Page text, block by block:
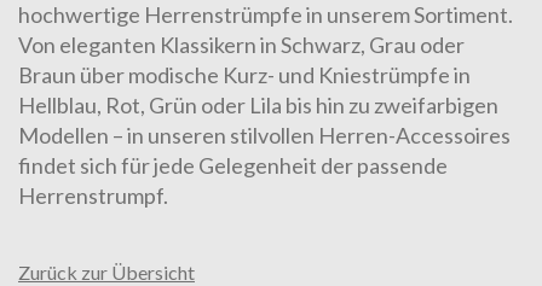
hochwertige Herrenstrümpfein unserem Sortiment.
Von eleganten Klassikern in Schwarz, Grau oder
Braun über modische Kurz- und Kniestrümpfe in
Hellblau, Rot, Grün oder Lila bis hin zu zweifarbigen
Modellen – in unseren stilvollen Herren-Accessoires
findet sich für jede Gelegenheit der passende
Herrenstrumpf.
Zurück zur Übersicht